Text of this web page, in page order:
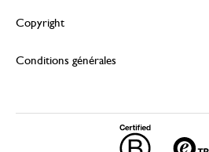
Copyright
Conditions générales